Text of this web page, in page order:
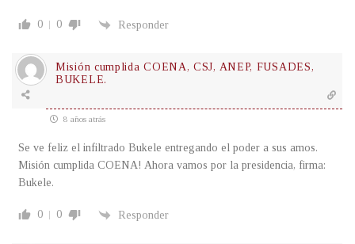
0 0 Responder
Misión cumplida COENA, CSJ, ANEP, FUSADES,
BUKELE.
8 años atrás
Se ve feliz el infiltrado Bukele entregando el poder a sus amos.
Misión cumplida COENA! Ahora vamos por la presidencia, firma:
Bukele.
0 0 Responder